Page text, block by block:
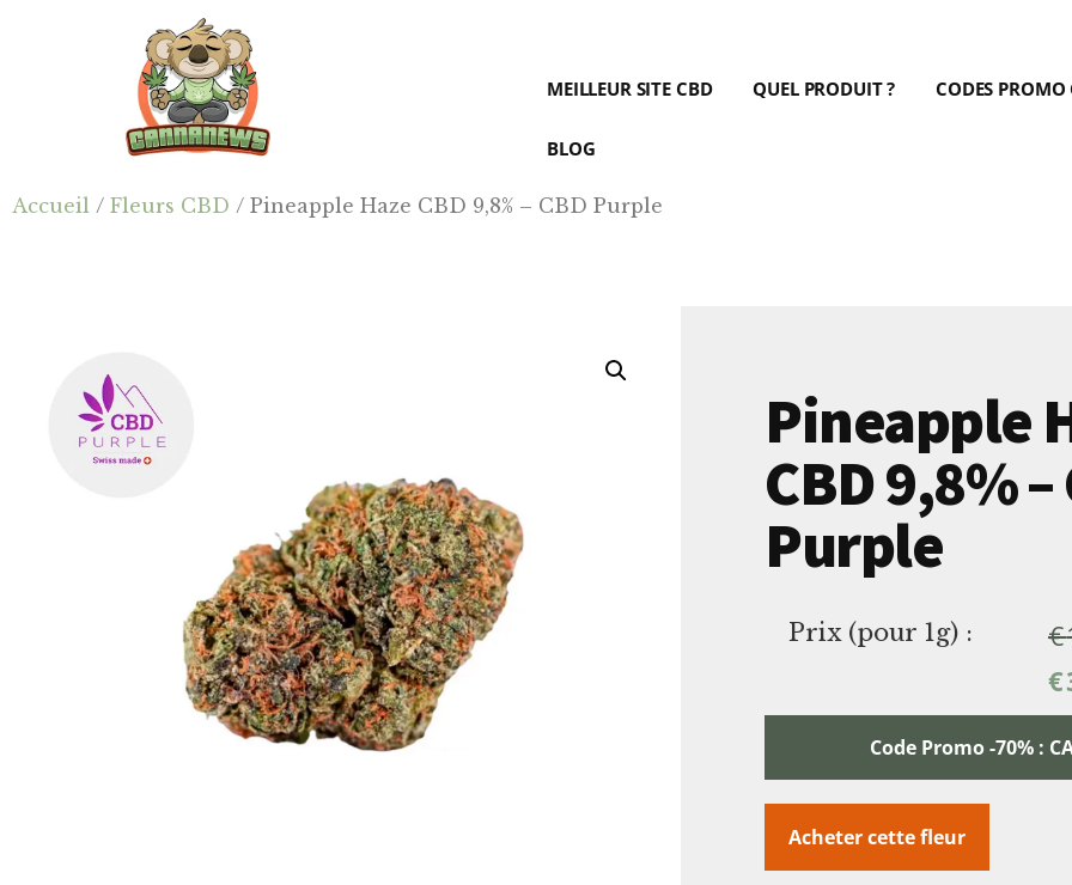
Cannanews.fr
MEILLEUR SITE CBD QUEL PRODUIT ? CODES PROMO
BLOG
Accueil / Fleurs CBD / Pineapple Haze CBD 9,8% – CBD Purple
Pineapple
CBD 9,8% –
Purple
Prix (pour 1g) : €
€
Code Promo -70% :
Acheter cette fleur